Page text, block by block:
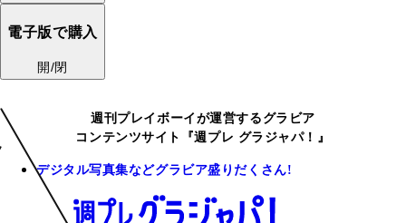
電子版で購入
開/閉
週刊プレイボーイが運営するグラビア
コンテンツサイト『週プレ グラジャパ！』
デジタル写真集などグラビア盛りだくさん!